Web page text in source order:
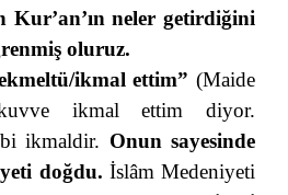
Kur’an’ın neler getirdiğini
oluruz.
ikmal ettim”(Maide
ikmal ettim diyor.
ikmaldir. Onun sayesinde
doğdu. İslâm Medeniyeti